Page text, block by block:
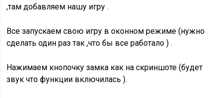
,там добавляем нашу игру .
Все запускаем свою игру в оконном режиме (нужно
сделать один раз так ,что бы все работало ) .
Нажимаем кнопочку замка как на скриншоте (будет
звук что функции включилась ).